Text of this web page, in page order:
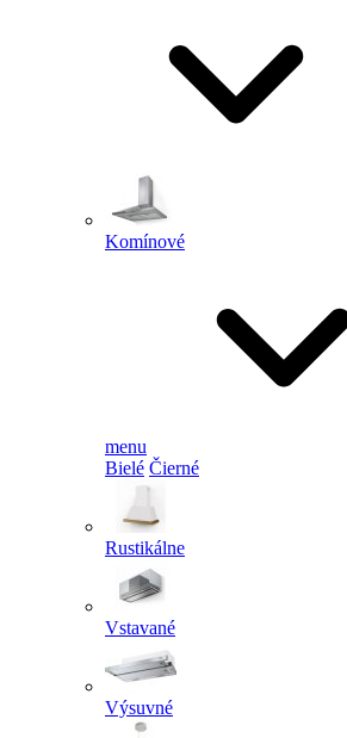
Komínové
menu
Bielé Čierné
Rustikálne
Vstavané
Výsuvné